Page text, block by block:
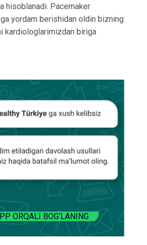
hisoblanadi. Pacemaker
yordam berishidan oldin bizning
kardiologlarimizdan biriga
ORQALI BOG‘LANING